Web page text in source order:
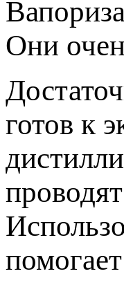
Они
готов к